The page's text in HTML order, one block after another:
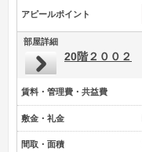
アピールポイント
部屋詳細
20階２００２
賃料・管理費・共益費
敷金・礼金
間取・面積